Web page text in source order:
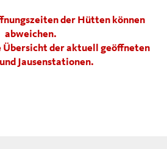
der Hütten können
abweichen.
Übersicht der aktuell geöffneten
Jausenstationen.